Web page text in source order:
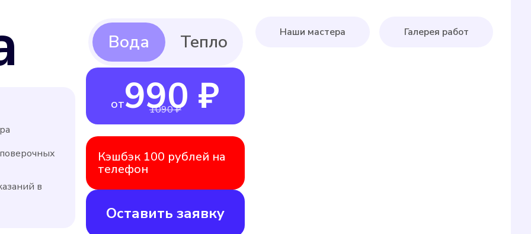
в
от990 ₽
1090 ₽
Кэшбэк 100 рублей на
телефон
Оставить заявку
Наши мастера Галерея работ